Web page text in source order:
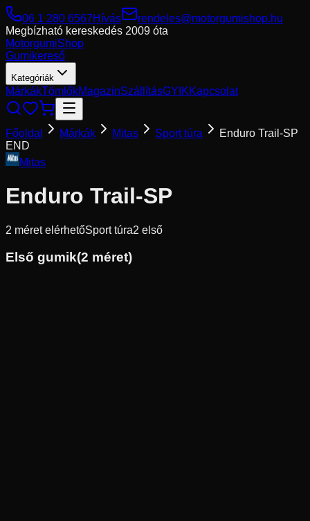
06 1 280 6567Hívás
rendeles@motorgumishop.hu
Megbízható kereskedés 2009 óta
MotorgumiShop
Gumikereső
Kategóriák
MárkákTömlőkMagazinSzállításGYIKKapcsolat
Főoldal Márkák Mitas Sport túra
Enduro Trail-SP
END
Mitas
Enduro Trail-SP
2 méret elérhetőSport túra2 első
Első gumik(2 méret)